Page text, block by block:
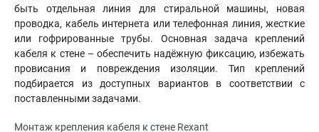
быть отдельная линия для стиральной машины, новая
проводка, кабель интернета или телефонная линия, жесткие
или гофрированные трубы. Основная задача креплений
кабеля к стене – обеспечить надёжную фиксацию, избежать
провисания и повреждения изоляции. Тип креплений
подбирается из доступных вариантов в соответствии с
поставленными задачами.
Монтаж крепления кабеля к стене Rexant